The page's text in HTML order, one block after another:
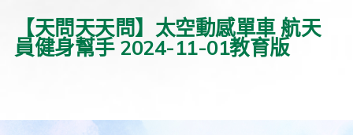
【天問天天問】太空動感單車 航天
員健身幫手 2024-11-01教育版